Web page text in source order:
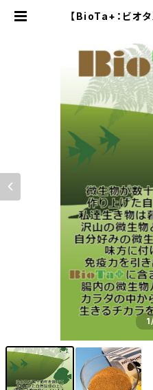
【BioTa+：ビオ
1